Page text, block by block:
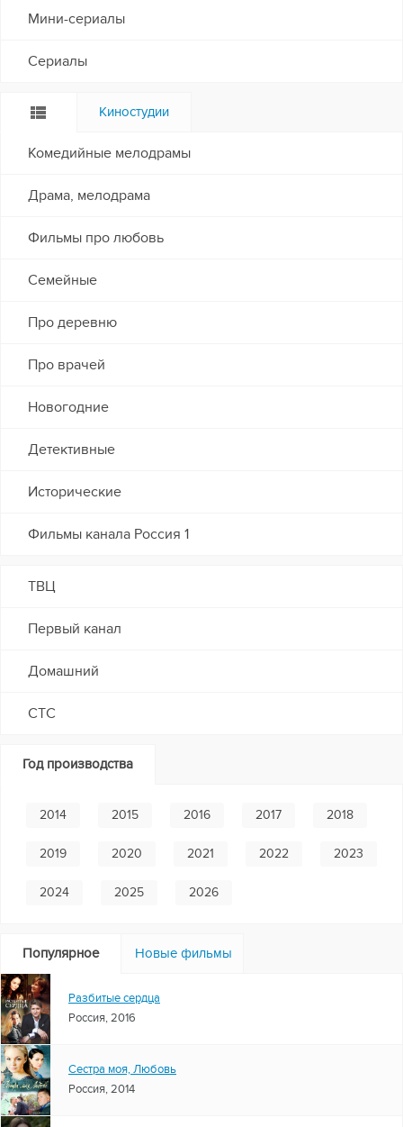
Мини-сериалы
Сериалы
Киностудии
Комедийные мелодрамы
Драма, мелодрама
Фильмы про любовь
Семейные
Про деревню
Про врачей
Новогодние
Детективные
Исторические
Фильмы канала Россия 1
ТВЦ
Первый канал
Домашний
СТС
Год производства
2014 2015 2016 2017 2018
2019 2020 2021 2022 2023
2024 2025 2026
Популярное Новые фильмы
Разбитые сердца
Россия, 2016
Сестра моя, Любовь
Россия, 2014